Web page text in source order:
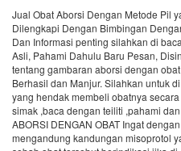
Jual Obat Aborsi Dengan Metode Pil
Dilengkapi Dengan Bimbingan
Dan Informasi penting silahkan di
Asli, Pahami Dahulu Baru Pesan,
tentang gambaran aborsi dengan
Berhasil dan Manjur. Silahkan untuk
yang hendak membeli obatnya secara
simak ,baca dengan teiliti ,pahami
ABORSI DENGAN OBAT Ingat
mengandung kandungan misoprotol